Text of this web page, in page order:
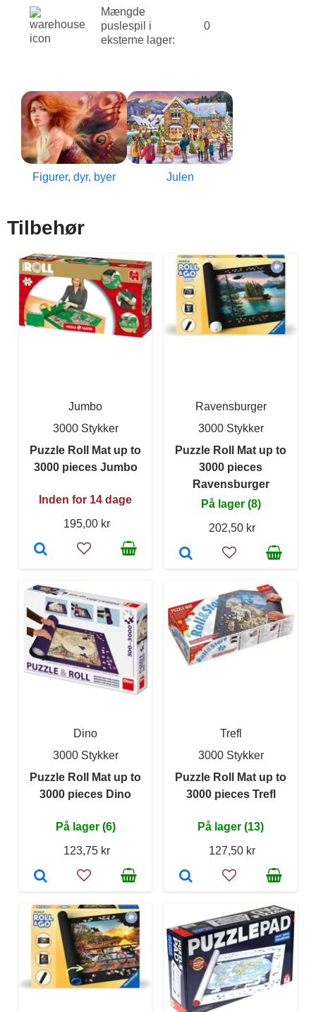
Mængde
puslespil i
eksterne lager:
0
Figurer, dyr, byer Julen
Tilbehør
Jumbo
3000 Stykker
Puzzle Roll Mat up to
3000 pieces Jumbo
Inden for 14 dage
195,00 kr
Ravensburger
3000 Stykker
Puzzle Roll Mat up to
3000 pieces
Ravensburger
På lager (8)
202,50 kr
Dino
3000 Stykker
Puzzle Roll Mat up to
3000 pieces Dino
På lager (6)
123,75 kr
Trefl
3000 Stykker
Puzzle Roll Mat up to
3000 pieces Trefl
På lager (13)
127,50 kr